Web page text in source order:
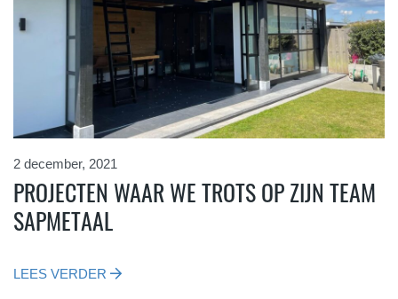
2 december, 2021
PROJECTEN WAAR WE TROTS OP ZIJN TEAM
SAPMETAAL
LEES VERDER